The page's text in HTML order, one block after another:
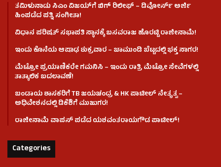
ತಮಿಳುನಾಡು ಸಿಎಂ ವಿಜಯ್‌ಗೆ ಬಿಗ್ ರಿಲೀಫ್ – ಡಿವೋರ್ಸ್ ಅರ್ಜಿ
ಹಿಂಪಡೆದ ಪತ್ನಿ ಸಂಗೀತಾ!
ವಿಧಾನ ಪರಿಷತ್ ಸಭಾಪತಿ ಸ್ಥಾನಕ್ಕೆ ಬಸವರಾಜ ಹೊರಟ್ಟಿ ರಾಜೀನಾಮೆ!
ಇಂದು ಕೊನೆಯ ಆಷಾಢ ಶುಕ್ರವಾರ – ಚಾಮುಂಡಿ ಬೆಟ್ಟದಲ್ಲಿ ಭಕ್ತ ಸಾಗರ!
ಮೆಟ್ರೋ ಪ್ರಯಾಣಿಕರೇ ಗಮನಿಸಿ – ಇಂದು ರಾತ್ರಿ ಮೆಟ್ರೋ ಸೇವೆಗಳಲ್ಲಿ
ತಾತ್ಕಾಲಿಕ ಬದಲಾವಣೆ!
ಬಂಡಾಯ ಶಾಸಕರಿಗೆ TB ಜಯಚಂದ್ರ & HK ಪಾಟೀಲ್ ನೇತೃತ್ವ –
ಅಧಿವೇಶನದಲ್ಲಿ ಡಿಕೆಶಿಗೆ ಮುಜುಗರ!
ರಾಜೀನಾಮೆ ವಾಪಸ್ ಪಡೆದ ಯಶವಂತರಾಯಗೌಡ ಪಾಟೀಲ್‌!
Categories